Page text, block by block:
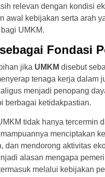
relevan dengan kondisi
awal kebijakan serta arah
UMKM.
Fondasi
jika UMKM disebut
tenaga kerja dalam
menjadi penopang
berbagai ketidakpastian.
tidak hanya tercermin
menciptakan
dan mendorong aktivitas
alasan mengapa
melalui kebijakan